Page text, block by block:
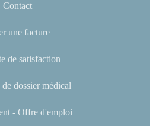
Contact
une facture
de satisfaction
dossier médical
- Offre d'emploi